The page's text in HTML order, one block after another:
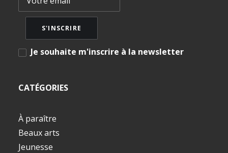
Je souhaite m'inscrire à la newsletter
CATÉGORIES
À paraître
Beaux arts
Jeunesse